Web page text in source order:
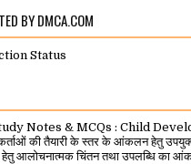
BY DMCA.COM
Notes & MCQs : Child
की तैयारी के स्तर के आंकलन हेतु उपयुक्त
हेतु आलोचनात्मक चिंतन तथा उपलब्धि का